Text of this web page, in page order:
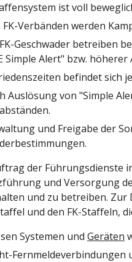
ist voll
FK-Verbänden werden
Geschwader betreiben
Simple Alert" bzw.
befindet sich
Auslösung von "Simple
und Freigabe der
der Führungsdienste
und Versorgung
und zu betreiben. Zur
und den FK-Staffeln,
Systemen und Geräten
Fernmeldeverbindungen